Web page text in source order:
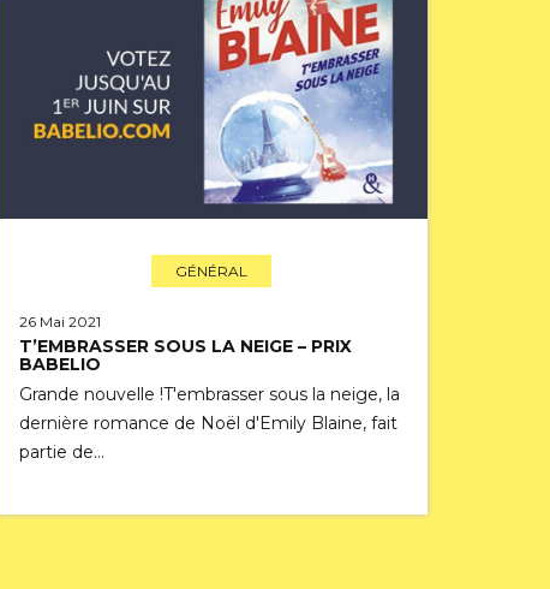
GÉNÉRAL
26 Mai 2021
T’EMBRASSER SOUS LA NEIGE – PRIX
BABELIO
Grande nouvelle !T'embrasser sous la neige, la
dernière romance de Noël d'Emily Blaine, fait
partie de…